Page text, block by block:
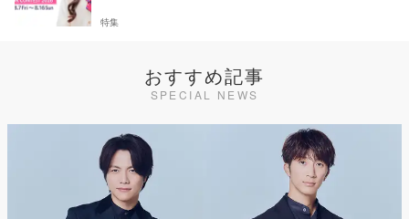
特集
おすすめ記事
SPECIAL NEWS